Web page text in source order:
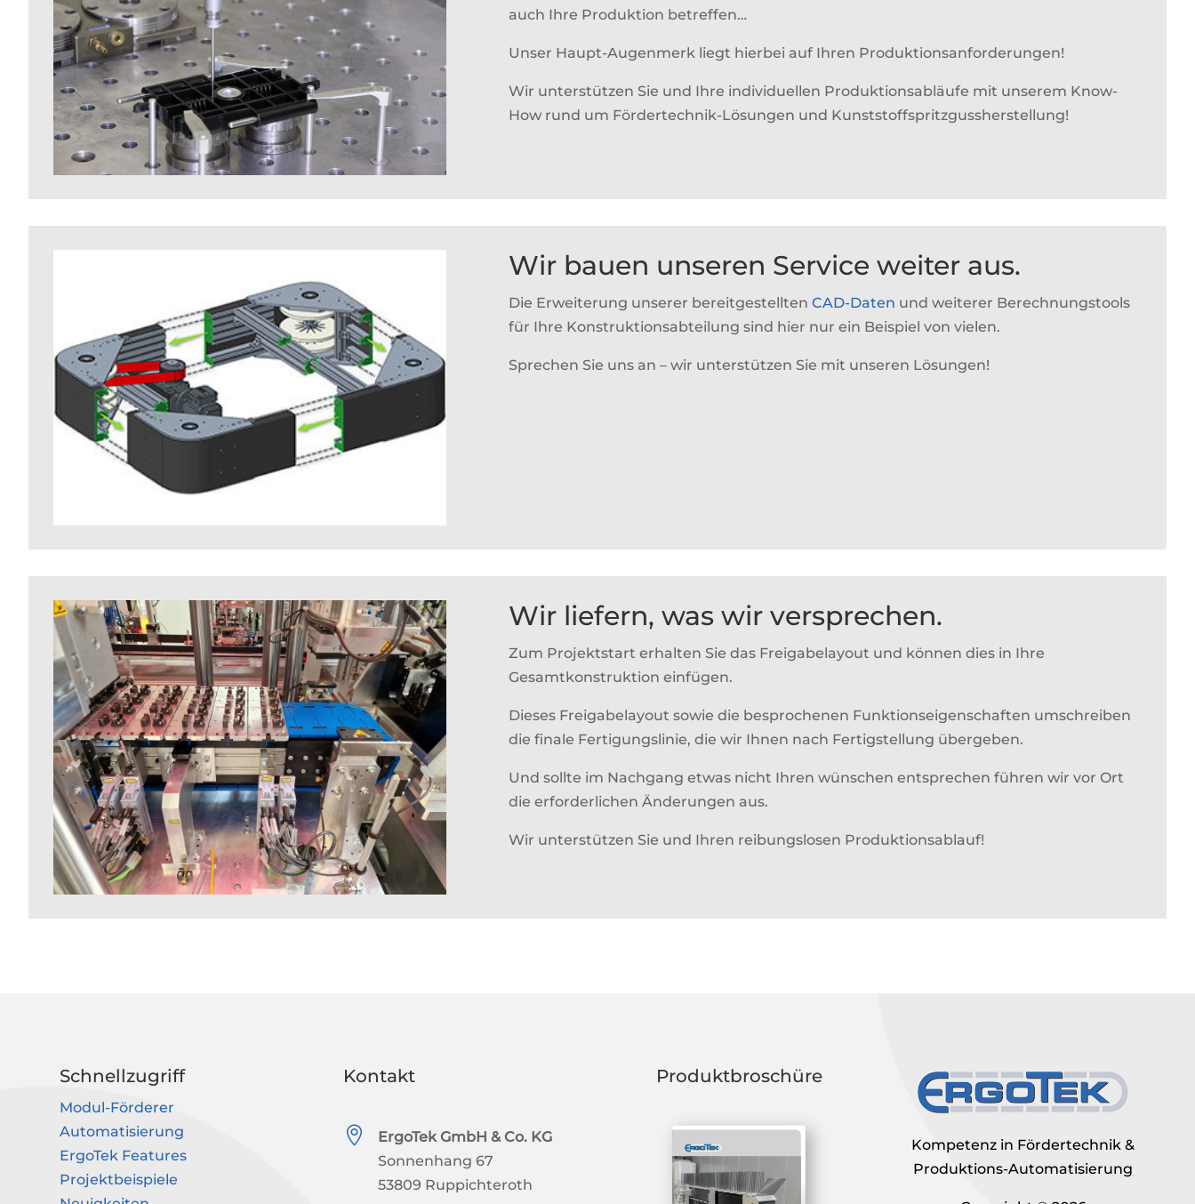
auch Ihre Produktion betreffen…
Unser Haupt-Augenmerk liegt hierbei auf Ihren Produktionsanforderungen!
Wir unterstützen Sie und Ihre individuellen Produktionsabläufe mit unserem Know-
How rund um Fördertechnik-Lösungen und Kunststoffspritzgussherstellung!
Wir bauen unseren Service weiter aus.
Die Erweiterung unserer bereitgestelltenCAD-Daten und weiterer Berechnungstools
für Ihre Konstruktionsabteilung sind hier nur ein Beispiel von vielen.
Sprechen Sie uns an – wir unterstützen Sie mit unseren Lösungen!
Wir liefern, was wir versprechen.
Zum Projektstart erhalten Sie das Freigabelayout und können dies in Ihre
Gesamtkonstruktion einfügen.
Dieses Freigabelayout sowie die besprochenen Funktionseigenschaften umschreiben
die finale Fertigungslinie, die wir Ihnen nach Fertigstellung übergeben.
Und sollte im Nachgang etwas nicht Ihren wünschen entsprechen führen wir vor Ort
die erforderlichen Änderungen aus.
Wir unterstützen Sie und Ihren reibungslosen Produktionsablauf!
Schnellzugriff
Modul-Förderer
Automatisierung
ErgoTek Features
Projektbeispiele
Kontakt

ErgoTek GmbH & Co. KG
Sonnenhang 67
53809 Ruppichteroth
Produktbroschüre
Kompetenz in Fördertechnik &
Produktions-Automatisierung